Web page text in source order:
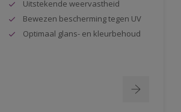
Uitstekende weervastheid
Bewezen bescherming tegen UV
Optimaal glans- en kleurbehoud